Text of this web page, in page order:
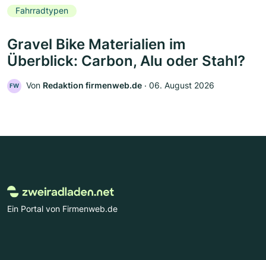
Fahrradtypen
Gravel Bike Materialien im
Überblick: Carbon, Alu oder Stahl?
FW Von Redaktion firmenweb.de ‧ 06. August 2026
Ein Portal von Firmenweb.de